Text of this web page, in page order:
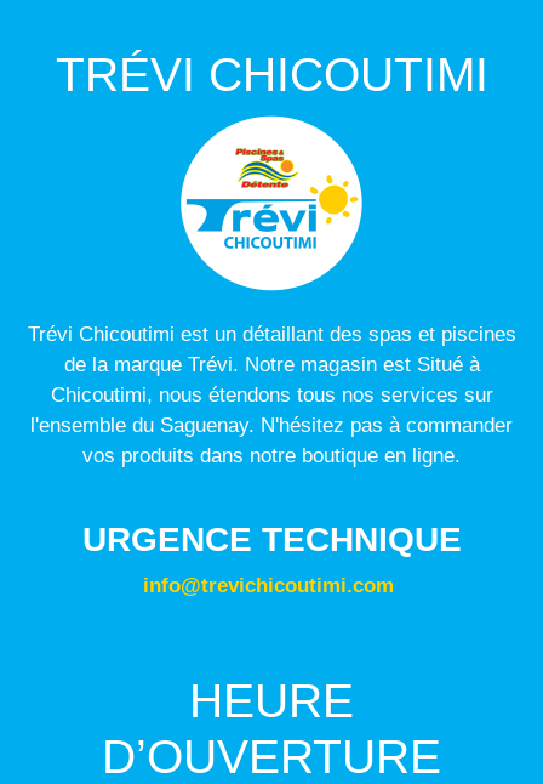
TRÉVI CHICOUTIMI
Trévi Chicoutimi est un détaillant des spas et piscines
de la marque Trévi. Notre magasin est Situé à
Chicoutimi, nous étendons tous nos services sur
l'ensemble du Saguenay. N'hésitez pas à commander
vos produits dans notre boutique en ligne.
URGENCE TECHNIQUE
info@trevichicoutimi.com
HEURE
D’OUVERTURE